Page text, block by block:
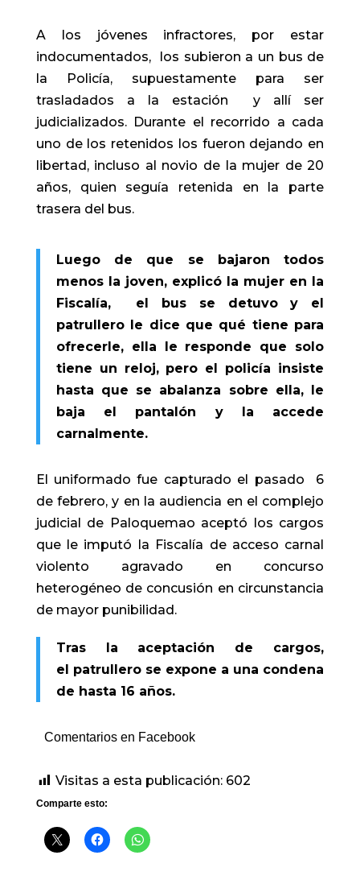
A los jóvenes infractores, por estar
indocumentados, los subieron a un bus de
la Policía, supuestamente para ser
trasladados a la estación y allí ser
judicializados. Durante el recorrido a cada
uno de los retenidos los fueron dejando en
libertad, incluso al novio de la mujer de 20
años, quien seguía retenida en la parte
trasera del bus.
Luego de que se bajaron todos
menos la joven, explicó la mujer en la
Fiscalía, el bus se detuvo y el
patrullero le dice que qué tiene para
ofrecerle, ella le responde que solo
tiene un reloj, pero el policía insiste
hasta que se abalanza sobre ella, le
baja el pantalón y la accede
carnalmente.
El uniformado fue capturado el pasado 6
de febrero, y en la audiencia en el complejo
judicial de Paloquemao aceptó los cargos
que le imputó la Fiscalía de acceso carnal
violento agravado en concurso
heterogéneo de concusión en circunstancia
de mayor punibilidad.
Tras la aceptación de cargos,
el patrullero se expone a una condena
de hasta 16 años.
Comentarios en Facebook
Visitas a esta publicación: 602
Comparte esto: